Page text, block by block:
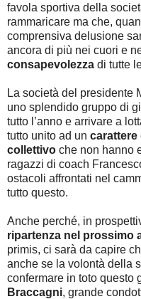
favola sportiva della
rammaricare ma che,
comprensiva delusione
ancora di più nei cuori e
consapevolezza di tutte
La società del presidente
uno splendido gruppo di
tutto l’anno e arrivare a
tutto unito ad un carattere
collettivo che non hanno
ragazzi di coach
ostacoli affrontati nel
tutto questo.
Anche perché, in
ripartenza nel prossimo
primis, ci sarà da capire
anche se la volontà della
confermare in toto questo
Braccagni, grande